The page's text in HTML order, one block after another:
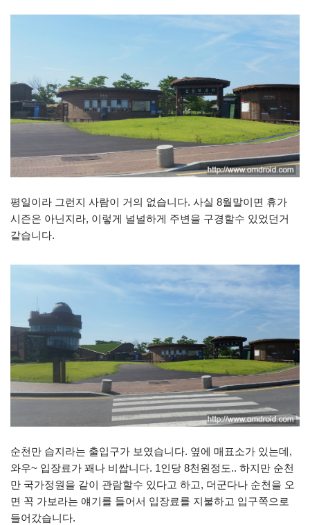
평일이라 그런지 사람이 거의 없습니다. 사실 8월말이면 휴가
시즌은 아닌지라, 이렇게 널널하게 주변을 구경할수 있었던거
같습니다.
순천만 습지라는 출입구가 보였습니다. 옆에 매표소가 있는데,
와우~ 입장료가 꽤나 비쌉니다. 1인당 8천원정도.. 하지만 순천
만 국가정원을 같이 관람할수 있다고 하고, 더군다나 순천을 오
면 꼭 가보라는 얘기를 들어서 입장료를 지불하고 입구쪽으로
들어갔습니다.